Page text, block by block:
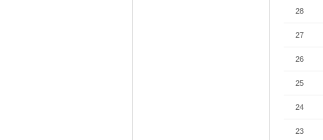
28
27
26
25
24
23